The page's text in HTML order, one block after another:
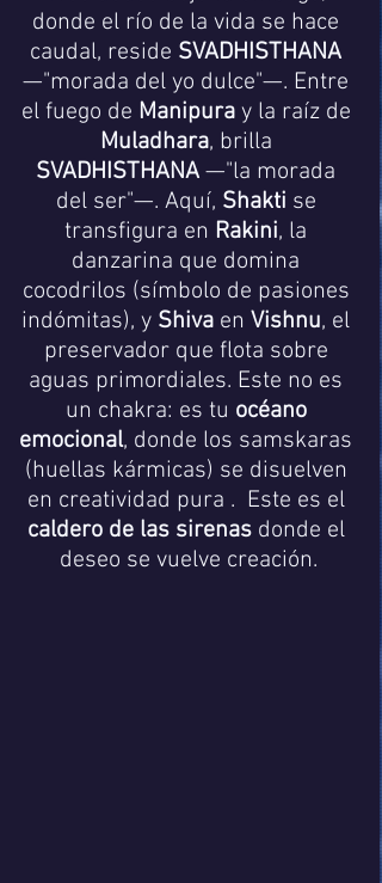
donde el río de la vida se hace
caudal, reside SVADHISTHANA
—"morada del yo dulce"—. Entre
el fuego de Manipura y la raíz de
Muladhara, brilla
SVADHISTHANA —"la morada
del ser"—. Aquí, Shakti se
transfigura en Rakini, la
danzarina que domina
cocodrilos (símbolo de pasiones
indómitas), y Shiva en Vishnu, el
preservador que flota sobre
aguas primordiales. Este no es
un chakra: es tu océano
emocional, donde los samskaras
(huellas kármicas) se disuelven
en creatividad pura .  Este es el
caldero de las sirenas donde el
deseo se vuelve creación.